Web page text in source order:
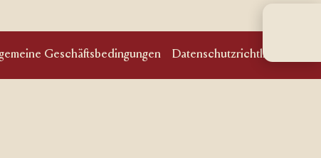
Geschäftsbedingungen Datenschutzrichtlinie